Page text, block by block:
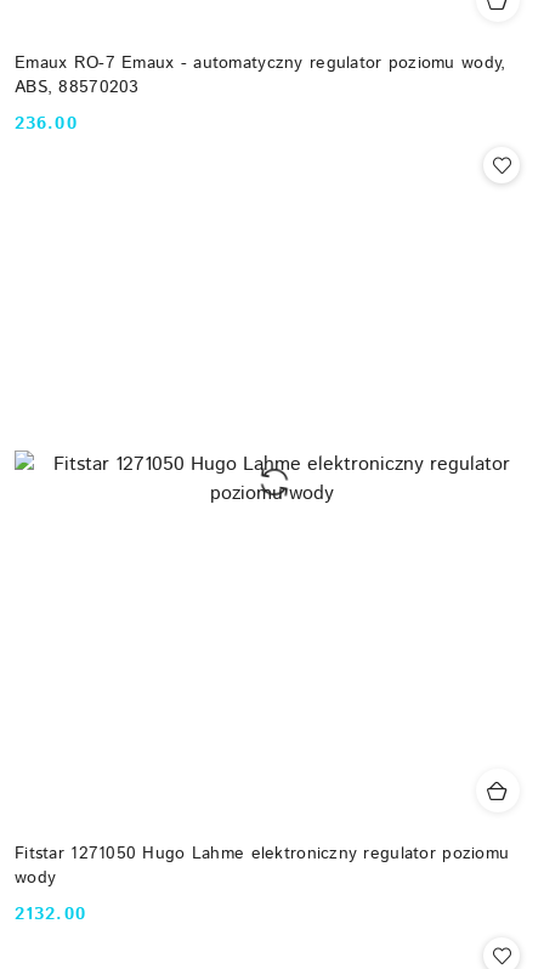
Emaux RO-7 Emaux - automatyczny regulator poziomu wody,
ABS, 88570203
Cena:
236.00
Fitstar 1271050 Hugo Lahme elektroniczny regulator poziomu
wody
Cena:
2132.00